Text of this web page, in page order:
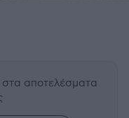
στα αποτελέσματα